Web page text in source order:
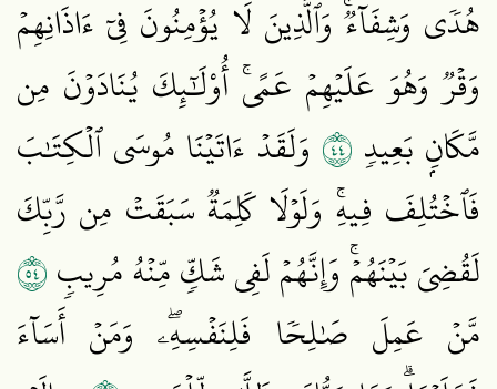
هُدٗى وَشِفَآءٞۚ وَٱلَّذِينَ لَا يُؤۡمِنُونَ فِيٓ ءَاذَانِهِمۡ
وَقۡرٞ وَهُوَ عَلَيۡهِمۡ عَمًىۚ أُوْلَٰٓئِكَ يُنَادَوۡنَ مِن
مَّكَانِۭ بَعِيدٖ ٤٤ وَلَقَدۡ ءَاتَيۡنَا مُوسَى ٱلۡكِتَٰبَ
فَٱخۡتُلِفَ فِيهِۚ وَلَوۡلَا كَلِمَةٞ سَبَقَتۡ مِن رَّبِّكَ
لَقُضِيَ بَيۡنَهُمۡۚ وَإِنَّهُمۡ لَفِي شَكّٖ مِّنۡهُ مُرِيبٖ٤٥
مَّنۡ عَمِلَ صَٰلِحٗا فَلِنَفۡسِهِۦۖ وَمَنۡ أَسَآءَ